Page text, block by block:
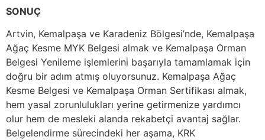
SONUÇ
Artvin, Kemalpaşa ve Karadeniz Bölgesi’nde, Kemalpaşa
Ağaç Kesme MYK Belgesi almak ve Kemalpaşa Orman
Belgesi Yenileme işlemlerini başarıyla tamamlamak için
doğru bir adım atmış oluyorsunuz. Kemalpaşa Ağaç
Kesme Belgesi ve Kemalpaşa Orman Sertifikası almak,
hem yasal zorunlulukları yerine getirmenize yardımcı
olur hem de mesleki alanda rekabetçi avantaj sağlar.
Belgelendirme sürecindeki her aşama, KRK